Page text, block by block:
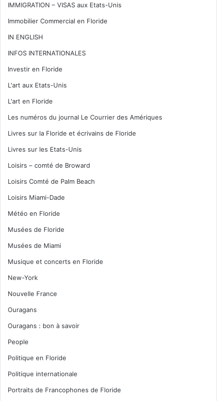
IMMIGRATION – VISAS aux Etats-Unis
Immobilier Commercial en Floride
IN ENGLISH
INFOS INTERNATIONALES
Investir en Floride
L'art aux Etats-Unis
L'art en Floride
Les numéros du journal Le Courrier des Amériques
Livres sur la Floride et écrivains de Floride
Livres sur les Etats-Unis
Loisirs – comté de Broward
Loisirs Comté de Palm Beach
Loisirs Miami-Dade
Météo en Floride
Musées de Floride
Musées de Miami
Musique et concerts en Floride
New-York
Nouvelle France
Ouragans
Ouragans : bon à savoir
People
Politique en Floride
Politique internationale
Portraits de Francophones de Floride